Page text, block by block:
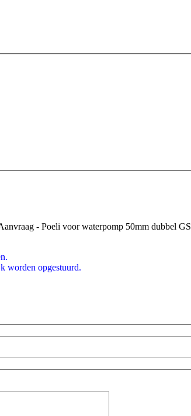
- Poeli voor waterpomp 50mm dubbel GS
worden opgestuurd.